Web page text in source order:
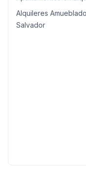
Alquileres
Salvador